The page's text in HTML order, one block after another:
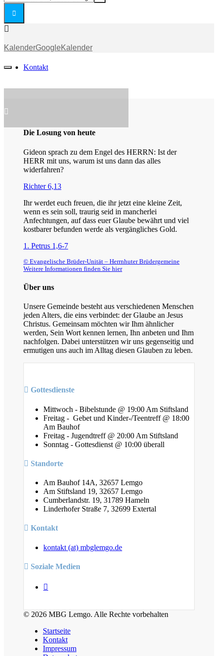
Stream
Kontakt
der
Jugend
(ABH)
Address
Gebetskreis
Jugend
[]
KalenderGoogleKalender
Die Losung von heute
Gideon sprach zu dem Engel des HERRN: Ist der
HERR mit uns, warum ist uns dann das alles
widerfahren?
Richter 6,13
Ihr werdet euch freuen, die ihr jetzt eine kleine Zeit,
wenn es sein soll, traurig seid in mancherlei
Anfechtungen, auf dass euer Glaube bewährt und viel
kostbarer befunden werde als vergängliches Gold.
1. Petrus 1,6-7
© Evangelische Brüder-Unität – Herrnhuter Brüdergemeine
Weitere Informationen finden Sie hier
Über uns
Unsere Gemeinde besteht aus verschiedenen Menschen
jeden Alters, die eins verbindet: der Glaube an Jesus
Christus. Gemeinsam möchten wir Ihm ähnlicher
werden, Sein Wort kennen lernen, Ihn anbeten und Ihm
nachfolgen. Dabei unterstützen wir uns gegenseitig und
ermutigen uns auch im Alltag diesen Glauben zu leben.
Gottesdienste
Mittwoch - Bibelstunde @ 19:00 Am Stiftsland
Freitag - Gebet und Kinder-/Teentreff @ 18:00
Am Bauhof
Freitag - Jugendtreff @ 20:00 Am Stiftsland
Sonntag - Gottesdienst @ 10:00 überall
Standorte
Am Bauhof 14A, 32657 Lemgo
Am Stiftsland 19, 32657 Lemgo
Cumberlandstr. 19, 31789 Hameln
Linderhofer Straße 7, 32699 Extertal
Kontakt
kontakt (at) mbglemgo.de
Soziale Medien
© 2026 MBG Lemgo. Alle Rechte vorbehalten
Startseite
Kontakt
Impressum